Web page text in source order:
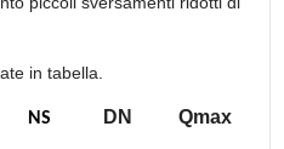
in tabella.
NS DN Qmax